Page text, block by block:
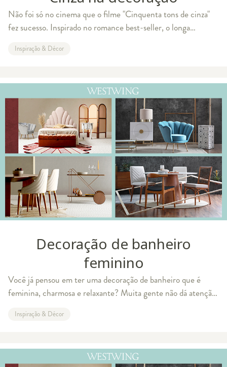
Não foi só no cinema que o filme "Cinquenta tons de cinza"
fez sucesso. Inspirado no romance best-seller, o longa
Para ser mais preciso: o no
Inspiração & Décor
Decoração de banheiro
feminino
Você já pensou em ter uma decoração de banheiro que é
feminina, charmosa e relaxante? Muita gente não dá atenção
transformações nas décadas passadas, alc
Inspiração & Décor